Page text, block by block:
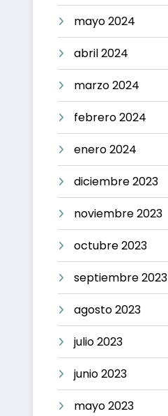
mayo 2024
abril 2024
marzo 2024
febrero 2024
enero 2024
diciembre 2023
noviembre 2023
octubre 2023
septiembre 2023
agosto 2023
julio 2023
junio 2023
mayo 2023